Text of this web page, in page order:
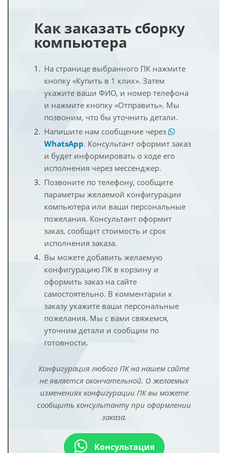
Как заказать сборку
компьютера
На странице выбранного ПК нажмите
кнопку «Купить в 1 клик». Затем
укажите ваши ФИО, и номер телефона
и нажмите кнопку «Отправить». Мы
позвоним, что бы уточнить детали.
Напишите нам сообщение через
WhatsApp. Консультант оформит заказ
и будет информировать о ходе его
исполнения через мессенджер.
Позвоните по телефону, сообщите
параметры желаемой конфигурации
компьютера или ваши персональные
пожелания. Консультант оформит
заказ, сообщит стоимость и срок
исполнения заказа.
Вы можете добавить желаемую
конфигурацию ПК в корзину и
оформить заказ на сайте
самостоятельно. В комментарии к
заказу укажите ваши персональные
пожелания. Мы с вами свяжемся,
уточним детали и сообщим по
готовности.
Конфигурация любого ПК на нашем сайте
не является окончательной. О желаемых
изменениях конфигурации ПК вы можете
сообщить консультанту при оформлении
заказа.
Консультация